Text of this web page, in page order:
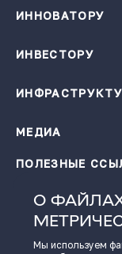
ИННОВАТОРУ
База инновационных
Институты
Малые
ИНВЕСТОРУ
Проекты резидентов
Заказать подбор
Ресторация
Зал активного отдыха
Размещение в
Региональный центр
Центр обработки
МЕДИА
Новости
Истории успеха
Видеоподкаст
Пресс-кит
ПОЛЕЗНЫЕ
О ФАЙЛАХ
Мы используем